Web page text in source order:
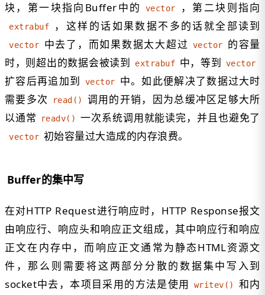
块，第一块指向Buffer中的
vector ，第二块则指向
extrabuf ，这样的话如果数据不多的话就全部读到
vector 中去了，而如果数据太大超过 vector
的容量
时，则超出的数据会被读到
extrabuf 中，等到 vector
扩容后再追加到 vector
中。如此便解决了数据过大时
需要多次
read()
调用的开销，因为总缓冲区足够大所
以通常
readv() 一次系统调用就能读完，并且也避免了
vector 初始容量过大造成的内存浪费。
Buffer的集中写
在对HTTP Request进行响应时，HTTP Response报文
由响应行、响应头和响应正文组成，其中响应行和响应
正文在内存中，而响应正文通常为静态HTML资源文
件，那么则需要将这两部分分散的数据集中写入到
socket中去，本项目采用的方法是使用
writev()
和内